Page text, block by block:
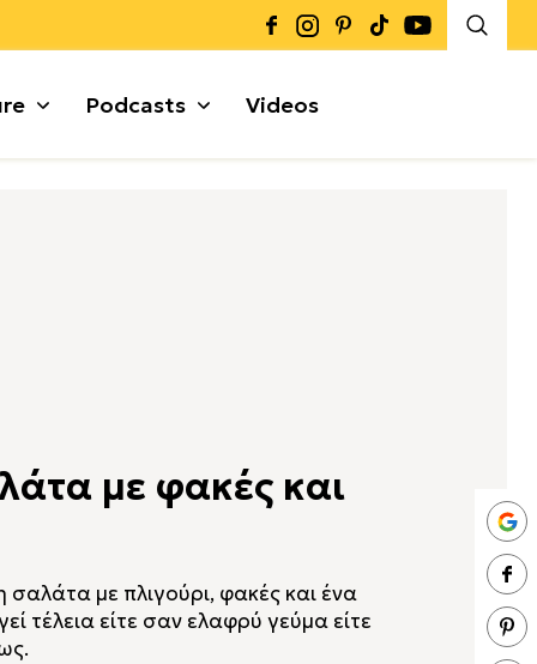
Podcasts Videos
με φακές και
με πλιγούρι, φακές και ένα
τέλεια είτε σαν ελαφρύ γεύμα είτε